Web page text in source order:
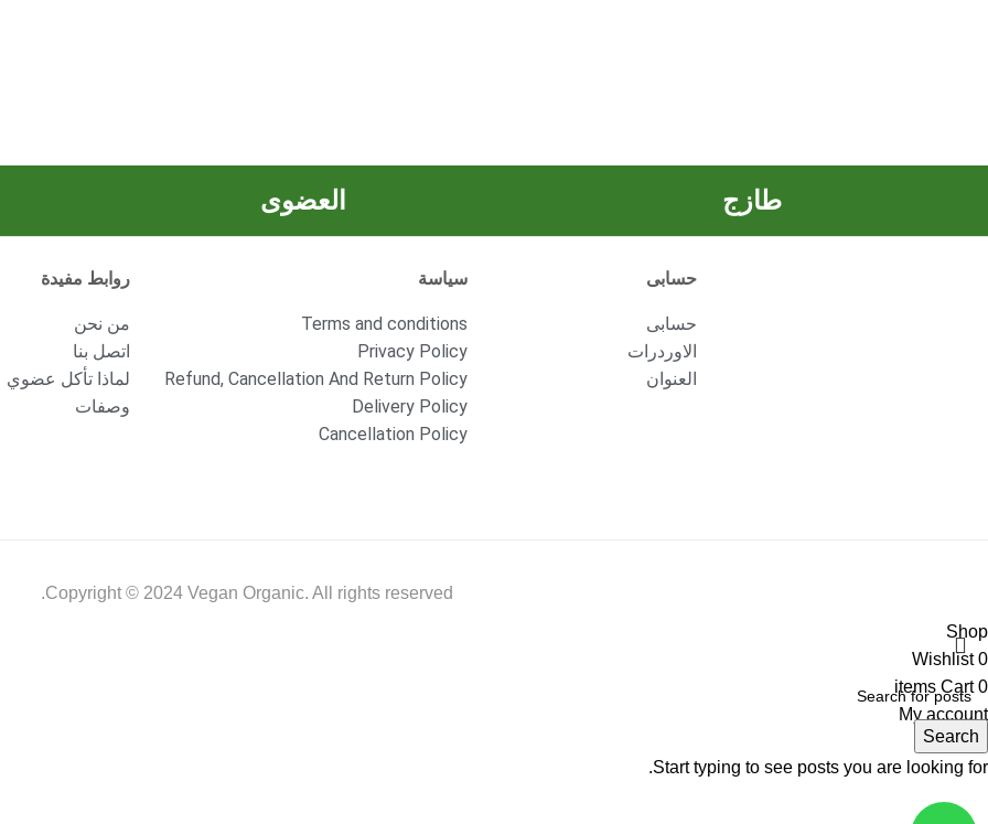
طازج العضوى
حسابى
حسابى
الاوردرات
العنوان
سياسة
Terms and conditions
Privacy Policy
Refund, Cancellation And Return Policy
Delivery Policy
Cancellation Policy
روابط مفيدة
من نحن
اتصل بنا
لماذا تأكل عضوي
وصفات
Copyright © 2024 Vegan Organic. All rights reserved.
Search
Start typing to see posts you are looking for.
Shop
0
Wishlist
0
items Cart
My account